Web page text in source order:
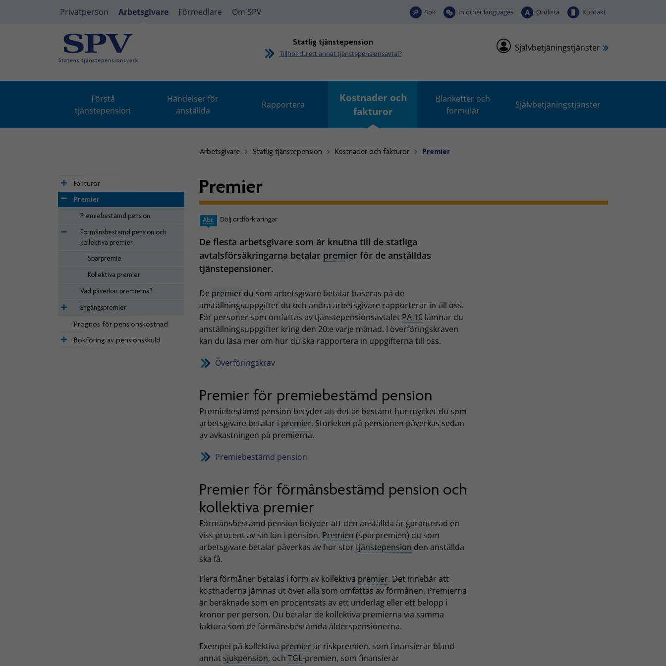
Privatperson Arbetsgivare Förmedlare Om SPV Sök In other languages Ordlista Kontakt
Statlig tjänstepension
Tillhör du ett annat tjänstepensionsavtal?
Självbetjäningstjänster
Förstå
tjänstepension
Händelser för
anställda
Rapportera
Kostnader och
fakturor
Blanketter och
formulär
Självbetjäningstjänster
Arbetsgivare Statlig tjänstepension Kostnader och fakturor Premier
Fakturor
Premier
Premiebestämd pension
Förmånsbestämd pension och
kollektiva premier
Sparpremie
Kollektiva premier
Vad påverkar premierna?
Engångspremier
Prognos för pensionskostnad
Bokföring av pensionsskuld
Premier
Dölj ordförklaringar
De flesta arbetsgivare som är knutna till de statliga
avtalsförsäkringarna betalar premier för de anställdas
tjänstepensioner.
De premier du som arbetsgivare betalar baseras på de
anställningsuppgifter du och andra arbetsgivare rapporterar in till oss.
För personer som omfattas av tjänstepensionsavtalet PA 16 lämnar du
anställningsuppgifter kring den 20:e varje månad. I överföringskraven
kan du läsa mer om hur du ska rapportera in uppgifterna till oss.
Överföringskrav
Premier för premiebestämd pension
Premiebestämd pension betyder att det är bestämt hur mycket du som
arbetsgivare betalar i premier. Storleken på pensionen påverkas sedan
av avkastningen på premierna.
Premiebestämd pension
Premier för förmånsbestämd pension och
kollektiva premier
Förmånsbestämd pension betyder att den anställda är garanterad en
viss procent av sin lön i pension. Premien (sparpremien) du som
arbetsgivare betalar påverkas av hur stor tjänstepension den anställda
ska få.
Flera förmåner betalas i form av kollektiva premier. Det innebär att
kostnaderna jämnas ut över alla som omfattas av förmånen. Premierna
är beräknade som en procentsats av ett underlag eller ett belopp i
kronor per person. Du betalar de kollektiva premierna via samma
faktura som de förmånsbestämda ålderspensionerna.
Exempel på kollektiva premier är riskpremien, som finansierar bland
annat sjukpension, och TGL-premien, som finansierar